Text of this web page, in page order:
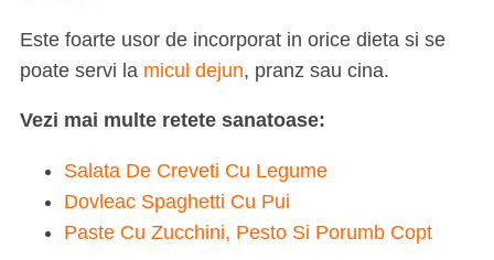
Este foarte usor de incorporat in orice dieta si se
poate servi la micul dejun, pranz sau cina.
Vezi mai multe retete sanatoase:
Salata De Creveti Cu Legume
Dovleac Spaghetti Cu Pui
Paste Cu Zucchini, Pesto Si Porumb Copt